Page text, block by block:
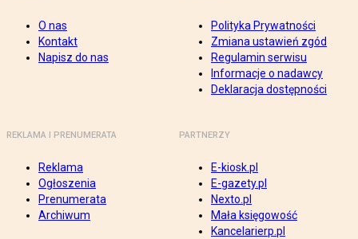
O nas
Kontakt
Napisz do nas
Polityka Prywatności
Zmiana ustawień zgód
Regulamin serwisu
Informacje o nadawcy
Deklaracja dostępności
REKLAMA I PRENUMERATA
Reklama
Ogłoszenia
Prenumerata
Archiwum
PARTNERZY
E-kiosk.pl
E-gazety.pl
Nexto.pl
Mała księgowość
Kancelarierp.pl